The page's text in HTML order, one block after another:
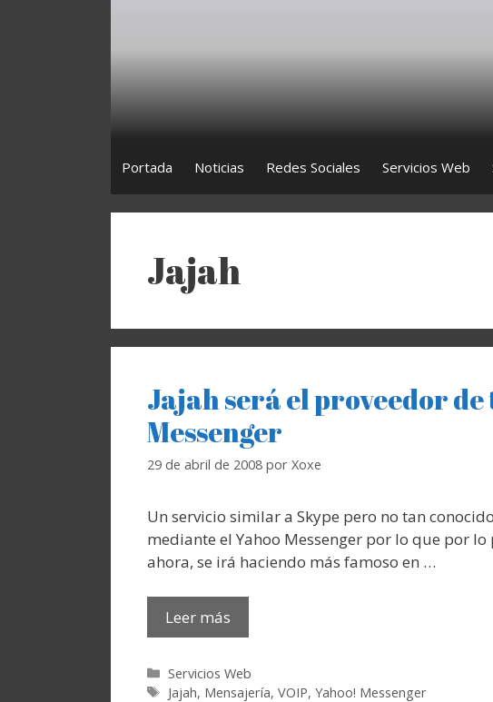
Portada Noticias Redes Sociales Servicios Web
Jajah
Jajah será el proveedor
Messenger
29 de abril de 2008 por Xoxe
Un servicio similar a Skype pero no tan
mediante el Yahoo Messenger por lo que por
ahora, se irá haciendo más famoso en …
Leer más
Categorías
Servicios Web
Etiquetas
Jajah, Mensajería,VOIP,Yahoo! Messenger